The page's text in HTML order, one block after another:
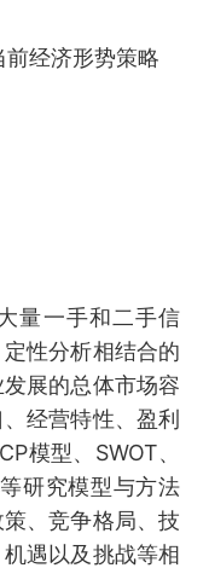
经济形势策略
量一手和二手信
性分析相结合的
展的总体市场容
经营特性、盈利
模型、SWOT、
研究模型与方法
、竞争格局、技
遇以及挑战等相